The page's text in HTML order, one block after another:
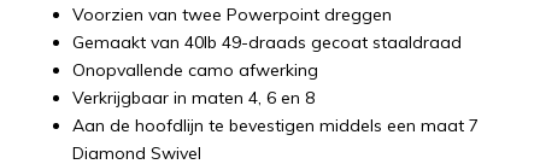
Voorzien van twee Powerpoint dreggen
Gemaakt van 40lb 49-draads gecoat staaldraad
Onopvallende camo afwerking
Verkrijgbaar in maten 4, 6 en 8
Aan de hoofdlijn te bevestigen middels een maat 7
Diamond Swivel